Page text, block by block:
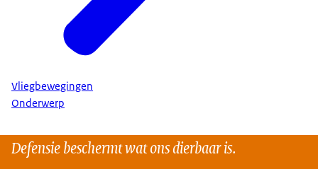
Vliegbewegingen
Onderwerp
Defensie beschermt wat ons dierbaar is.